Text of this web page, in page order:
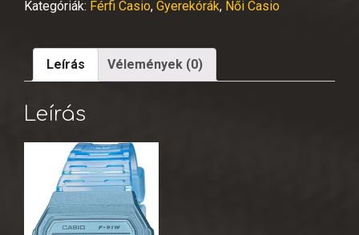
Kategóriák: Férfi Casio, Gyerekórák, Női Casio
Leírás Vélemények (0)
Leírás